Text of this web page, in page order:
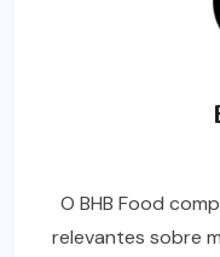
O BHB Food
relevantes sobre